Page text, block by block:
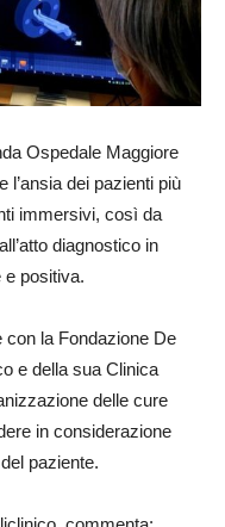
Ospedale Maggiore
l’ansia dei pazienti più
immersivi, così da
diagnostico in
e positiva.
con la Fondazione De
e della sua Clinica
delle cure
in considerazione
paziente.